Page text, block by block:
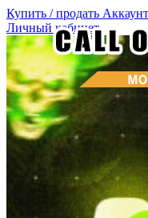
Купить / продать Аккаунт
Личный кабинет